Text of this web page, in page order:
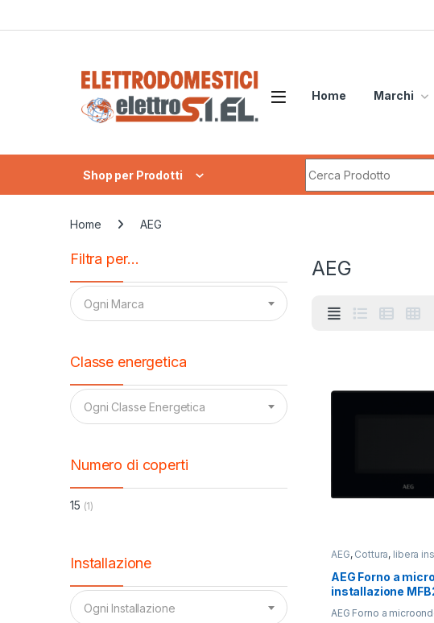
Home Marchi
Shop per Prodotti
Home AEG
AEG
AEG, Cottura, libera
AEG Forno a
installazione
AEG Forno a
Filtra per…
Ogni Marca
Classe energetica
Ogni Classe Energetica
Numero di coperti
15 (1)
Installazione
Ogni Installazione